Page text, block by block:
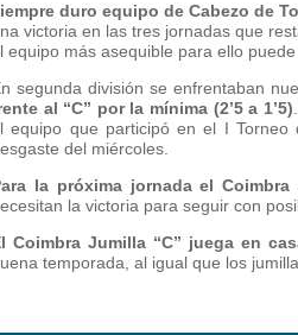
duro equipo de Cabezo de
victoria en las tres jornadas que
equipo más asequible para ello
segunda división se enfrentaban
al “C” por la mínima (2’5 a 1’5)
equipo que participó en el I
del miércoles.
la próxima jornada el
la victoria para seguir con
Coimbra Jumilla “C” juega en
temporada, al igual que los